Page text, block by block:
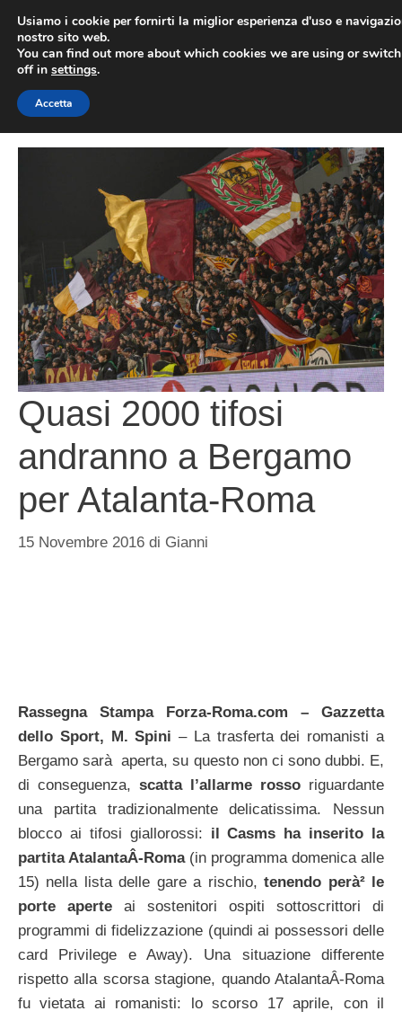
contenuto
Quasi 2000 tifosi
andranno a Bergamo
per Atalanta-Roma
15 Novembre 2016 di Gianni
Rassegna Stampa Forza-Roma.com – Gazzetta
dello Sport, M. Spini – La trasferta dei romanisti a
Bergamo sarà aperta, su questo non ci sono dubbi. E,
di conseguenza, scatta l’allarme rosso riguardante
una partita tradizionalmente delicatissima. Nessun
blocco ai tifosi giallorossi: il Casms ha inserito la
partita AtalantaÂ­-Roma(in programma domenica alle
15) nella lista delle gare a rischio,tenendo perà² le
porte aperte ai sostenitori ospiti sottoscrittori di
programmi di fidelizzazione (quindi ai possessori delle
card Privilege e Away). Una situazione differente
rispetto alla scorsa stagione, quando AtalantaÂ­-Roma
fu vietata ai romanisti: lo scorso 17 aprile, con il
Usiamo i cookie per fornirti la miglior esperienza d'uso e
nostro sito web.
You can find out more about which cookies we are using or
off in settings.
Accetta